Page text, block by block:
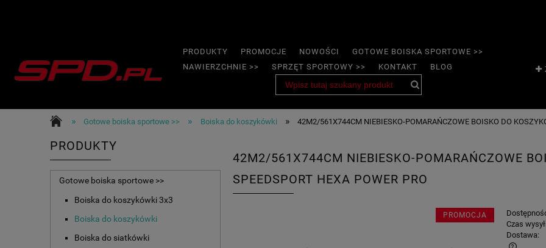
PRODUKTY PROMOCJE NOWOŚCI
GOTOWE BOISKA SPORTOWE >>
NAWIERZCHNIE >>
SPRZĘT SPORTOWY >> KONTAKT BLOG
» Gotowe boiska sportowe >> » Boiska do koszykówki » 42M2/561X744CM NIEBIESKO-POMARAŃCZOWE BOISKO DO
PRODUKTY
Gotowe boiska sportowe >>
Boiska do koszykówki 3x3
Boiska do koszykówki
Boiska do siatkówki
42M2/561X744CM NIEBIESKO-POMARAŃCZOWE
SPEEDSPORT HEXA POWER PRO
PROMOCJA
Czas
Dostawa: